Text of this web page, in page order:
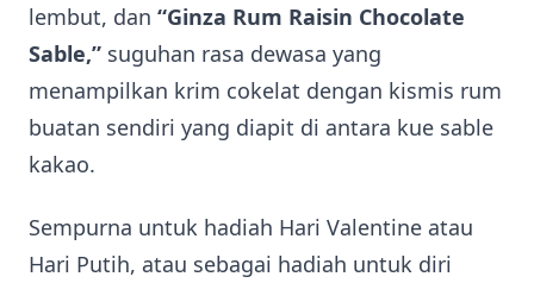
lembut, dan “Ginza Rum Raisin Chocolate
Sable,” suguhan rasa dewasa yang
menampilkan krim cokelat dengan kismis rum
buatan sendiri yang diapit di antara kue sable
kakao.
Sempurna untuk hadiah Hari Valentine atau
Hari Putih, atau sebagai hadiah untuk diri